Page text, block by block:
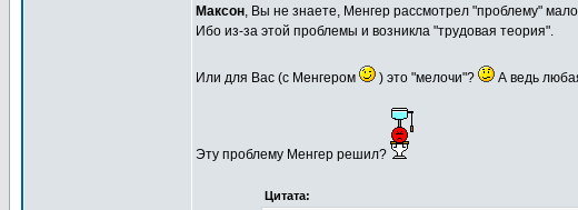
Максон, Вы не знаете, Менгер рассмотрел "проблему"
Ибо из-за этой проблемы и возникла "трудовая теория".
Или для Вас (с Менгером ) это "мелочи"? А ведь
Эту проблему Менгер решил?
Цитата: